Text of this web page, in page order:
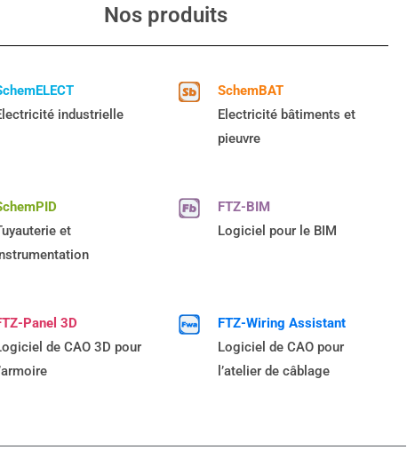
Nos produits
industrielle
SchemBAT
Electricité bâtiments et
pieuvre
et
FTZ-BIM
Logiciel pour le BIM
Panel 3D
de CAO 3D pour
FTZ-Wiring Assistant
Logiciel de CAO pour
l’atelier de câblage